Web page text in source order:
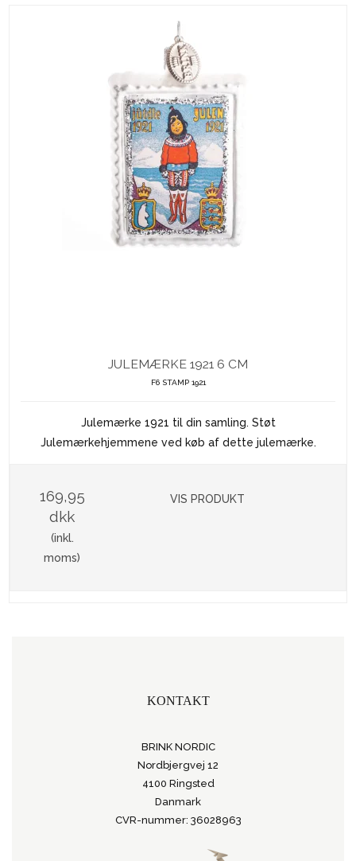
JULEMÆRKE 1921 6 CM
F6 STAMP 1921
Julemærke 1921 til din samling. Støt
Julemærkehjemmene ved køb af dette julemærke.
169,95
dkk
(inkl.
moms)
VIS PRODUKT
KONTAKT
BRINK NORDIC
Nordbjergvej 12
4100 Ringsted
Danmark
CVR-nummer: 36028963